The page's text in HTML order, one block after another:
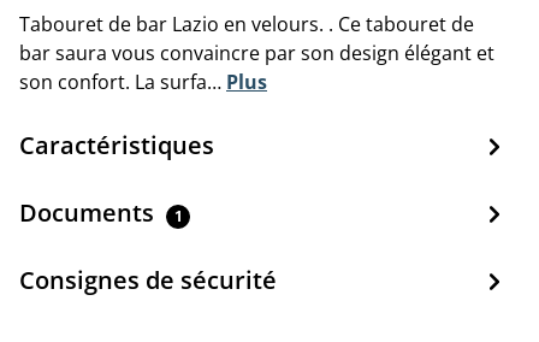
Tabouret de bar Lazio en velours. . Ce tabouret de
bar saura vous convaincre par son design élégant et
son confort. La surfa… Plus
Caractéristiques
Documents 1
Consignes de sécurité